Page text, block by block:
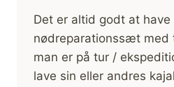
Det er altid godt at have
nødreparationssæt med
man er på tur /
lave sin eller andres